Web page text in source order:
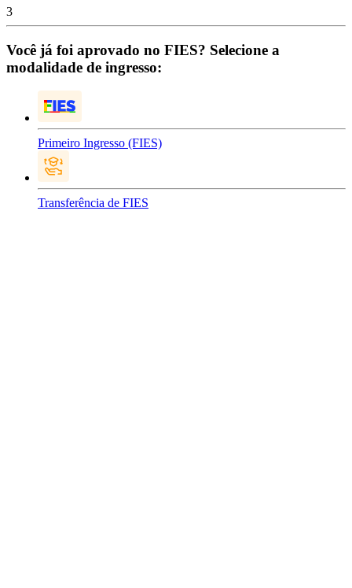
3
Você já foi aprovado no FIES? Selecione a
modalidade de ingresso:
Primeiro Ingresso (FIES)
Transferência de FIES